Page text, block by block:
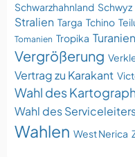
Schwarzhahnland Schwyz
Stralien Targa Tchino
Tomanien Tropika Turanien
Vergrößerung
Vertrag zu Karakant
Wahl des
Wahl des
Wahlen West Nerica